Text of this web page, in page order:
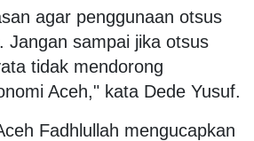
agar penggunaan otsus
Jangan sampai jika otsus
tidak mendorong
Aceh," kata Dede Yusuf.
Fadhlullah mengucapkan